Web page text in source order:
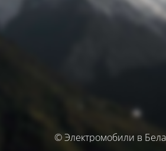
© Электромобили в